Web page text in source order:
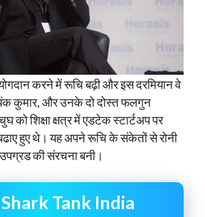
करने में रूचि बढ़ी और इस दरमियान वे
कुमार, और उनके दो दोस्त फलगुन
को शिक्षा क्षत्र में एडटेक स्टार्टअप पर
हुए थे। यह अपने रूचि के संकेतों से रोनी
की संरचना बनी।
Tank India